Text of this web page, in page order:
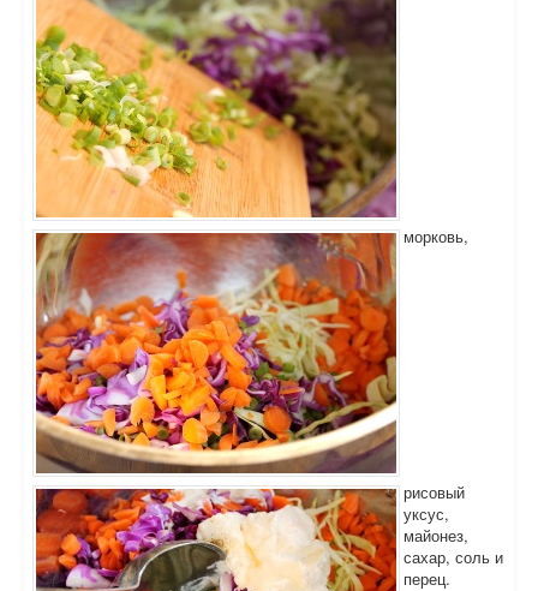
морковь,
рисовый
уксус,
майонез,
сахар, соль и
перец.